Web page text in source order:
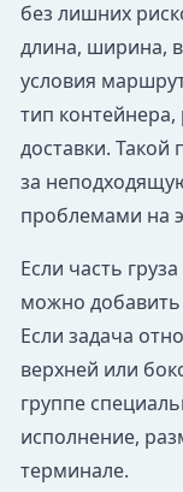
без лишних
длина, ширина,
условия
тип
доставки. Такой
за
проблемами на
Если часть
можно добавить
Если задача
верхней или
группе
исполнение,
терминале.